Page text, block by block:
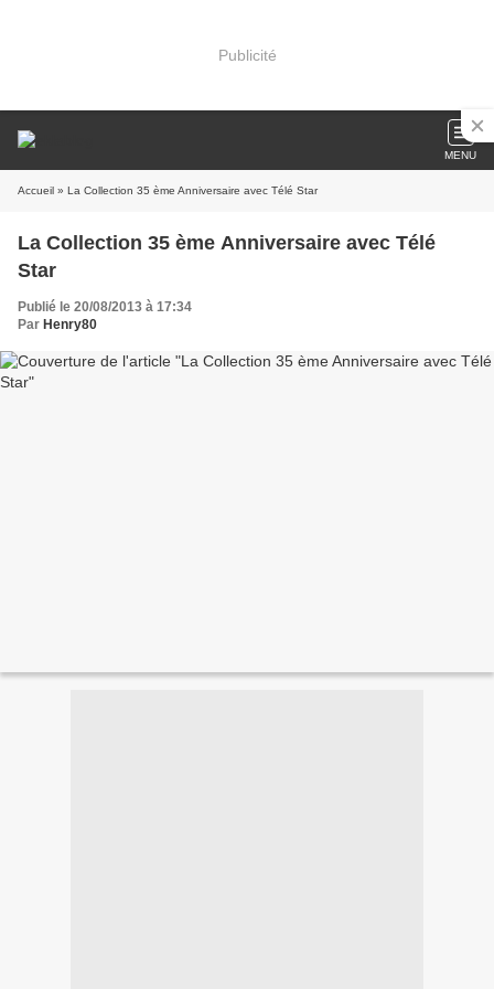
Publicité
MENU
Accueil » La Collection 35 ème Anniversaire avec Télé Star
La Collection 35 ème Anniversaire avec Télé
Star
Publié le 20/08/2013 à 17:34
Par Henry80